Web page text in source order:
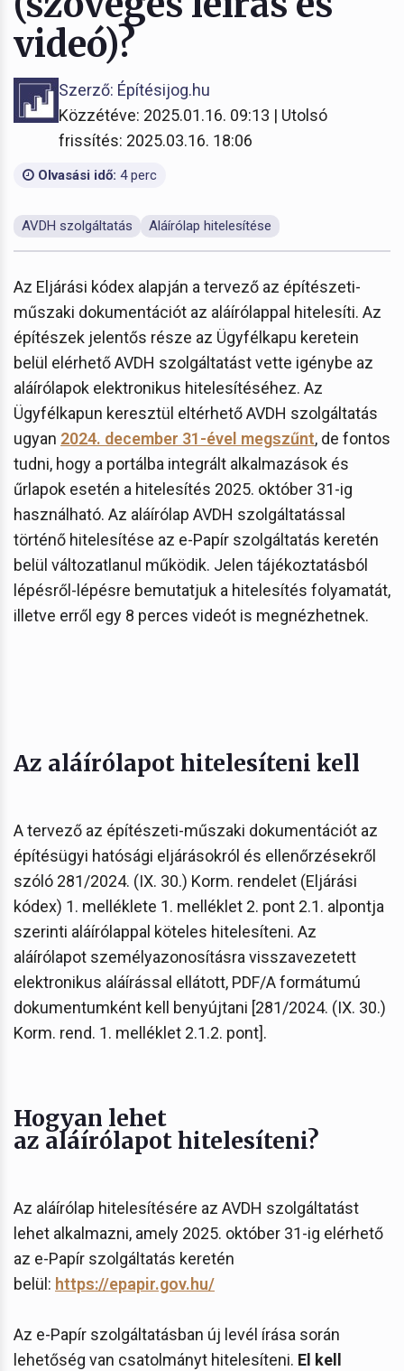
videó)?
Szerző: Építésijog.hu
Közzétéve: 2025.01.16. 09:13 | Utolsó
frissítés: 2025.03.16. 18:06
Olvasási idő: 4 perc
AVDH szolgáltatás Aláírólap hitelesítése
Az Eljárási kódex alapján a tervező az építészeti-
műszaki dokumentációt az aláírólappal hitelesíti. Az
építészek jelentős része az Ügyfélkapu keretein
belül elérhető AVDH szolgáltatást vette igénybe az
aláírólapok elektronikus hitelesítéséhez. Az
Ügyfélkapun keresztül eltérhető AVDH szolgáltatás
ugyan 2024. december 31-ével megszűnt, de fontos
tudni, hogy a portálba integrált alkalmazások és
űrlapok esetén a hitelesítés 2025. október 31-ig
használható. Az aláírólap AVDH szolgáltatással
történő hitelesítése az e-Papír szolgáltatás keretén
belül változatlanul működik. Jelen tájékoztatásból
lépésről-lépésre bemutatjuk a hitelesítés folyamatát,
illetve erről egy 8 perces videót is megnézhetnek.
Az aláírólapot hitelesíteni kell
A tervező az építészeti-műszaki dokumentációt az
építésügyi hatósági eljárásokról és ellenőrzésekről
szóló 281/2024. (IX. 30.) Korm. rendelet (Eljárási
kódex) 1. melléklete 1. melléklet 2. pont 2.1. alpontja
szerinti aláírólappal köteles hitelesíteni. Az
aláírólapot személyazonosításra visszavezetett
elektronikus aláírással ellátott, PDF/A formátumú
dokumentumként kell benyújtani [281/2024. (IX. 30.)
Korm. rend. 1. melléklet 2.1.2. pont].
Hogyan lehet
az aláírólapot hitelesíteni?
Az aláírólap hitelesítésére az AVDH szolgáltatást
lehet alkalmazni, amely 2025. október 31-ig elérhető
az e-Papír szolgáltatás keretén
belül: https://epapir.gov.hu/
Az e-Papír szolgáltatásban új levél írása során
lehetőség van csatolmányt hitelesíteni. El kell